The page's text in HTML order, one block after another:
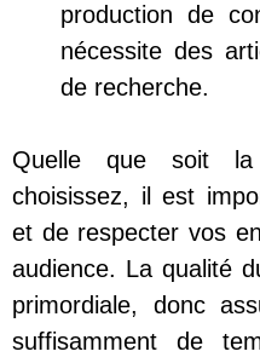
production de
nécessite des
de recherche.
Quelle que soit la
choisissez, il est
et de respecter vos
audience. La qualité
primordiale, donc
suffisamment de